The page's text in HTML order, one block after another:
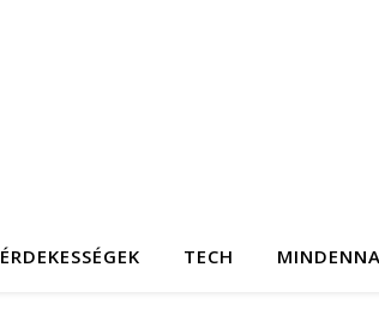
ÉRDEKESSÉGEK TECH